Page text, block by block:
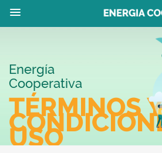
Energía
Cooperativa
TÉRMINOS
USO